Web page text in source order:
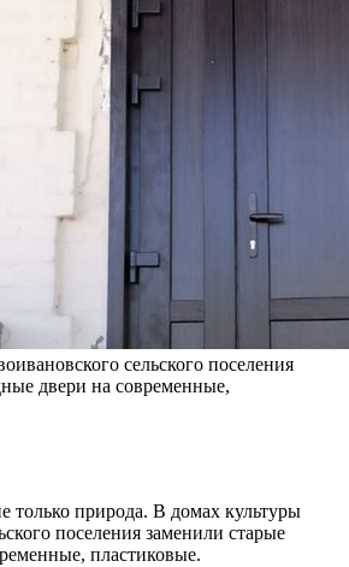
сельского поселения
двери на современные,
только природа. В домах культуры
поселения заменили старые
пластиковые.